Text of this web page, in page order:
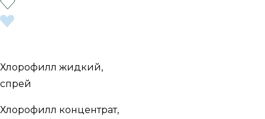
Хлорофилл жидкий,
спрей
Хлорофилл концентрат,